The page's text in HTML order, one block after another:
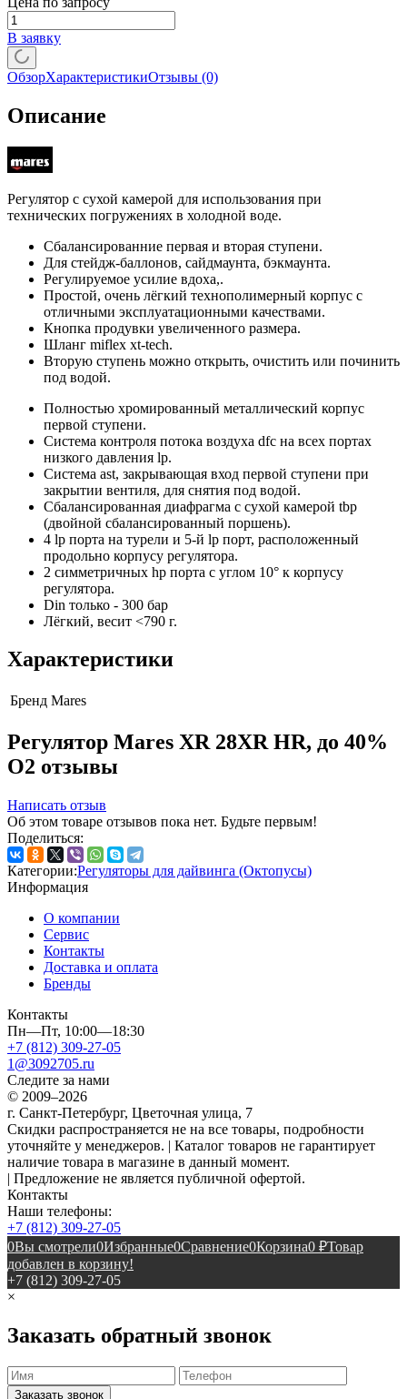
В заявку
ОбзорХарактеристикиОтзывы (0)
Описание
Регулятор с сухой камерой для использования при
технических погружениях в холодной воде.
Сбалансированние первая и вторая ступени.
Для стейдж-баллонов, сайдмаунта, бэкмаунта.
Регулируемое усилие вдоха,.
Простой, очень лёгкий технополимерный корпус с
отличными эксплуатационными качествами.
Кнопка продувки увеличенного размера.
Шланг miflex xt-tech.
Вторую ступень можно открыть, очистить или починить
под водой.
Полностью хромированный металлический корпус
первой ступени.
Система контроля потока воздуха dfc на всех портах
низкого давления lp.
Система ast, закрывающая вход первой ступени при
закрытии вентиля, для снятия под водой.
Сбалансированная диафрагма с сухой камерой tbp
(двойной сбалансированный поршень).
4 lp порта на турели и 5-й lp порт, расположенный
продольно корпусу регулятора.
2 симметричных hp порта с углом 10° к корпусу
регулятора.
Din только - 300 бар
Лёгкий, весит <790 г.
Характеристики
Бренд Mares
Регулятор Mares XR 28XR HR, до 40%
О2 отзывы
Написать отзыв
Об этом товаре отзывов пока нет. Будьте первым!
Поделиться:
Категории:Регуляторы для дайвинга (Октопусы)
Информация
О компании
Сервис
Контакты
Доставка и оплата
Бренды
Контакты
Пн—Пт, 10:00—18:30
+7 (812) 309-27-05
1@3092705.ru
Следите за нами
© 2009–2026
г. Санкт-Петербург, Цветочная улица, 7
Скидки распространяется не на все товары, подробности
уточняйте у менеджеров. | Каталог товаров не гарантирует
наличие товара в магазине в данный момент.
| Предложение не является публичной офертой.
Контакты
Наши телефоны:
+7 (812) 309-27-05
0Вы смотрели0Избранные0Сравнение0Корзина0 ₽Товар
добавлен в корзину!
+7 (812) 309-27-05
×
Заказать обратный звонок